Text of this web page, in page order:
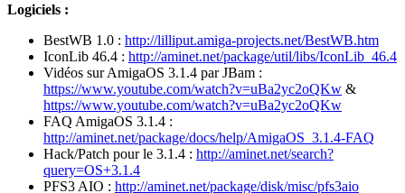
Logiciels :
BestWB 1.0 : http://lilliput.amiga-projects.net/BestWB.htm
IconLib 46.4 : http://aminet.net/package/util/libs/IconLib_46.4
Vidéos sur AmigaOS 3.1.4 par JBam :
https://www.youtube.com/watch?v=uBa2yc2oQKw &
https://www.youtube.com/watch?v=uBa2yc2oQKw
FAQ AmigaOS 3.1.4 :
http://aminet.net/package/docs/help/AmigaOS_3.1.4-FAQ
Hack/Patch pour le 3.1.4 : http://aminet.net/search?
query=OS+3.1.4
PFS3 AIO : http://aminet.net/package/disk/misc/pfs3aio